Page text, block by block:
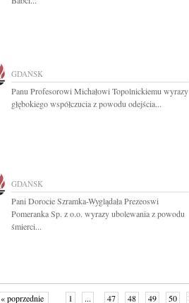
GDAŃSK
Panu Profesorowi Michałowi Topolnickiemu wyrazy
głębokiego współczucia z powodu odejścia...
GDAŃSK
Pani Dorocie Szramka-Wyglądała Prezeoswi
Pomeranka Sp. z o.o. wyrazy ubolewania z powodu
śmierci...
« poprzednie 1 ... 47 48 49 50